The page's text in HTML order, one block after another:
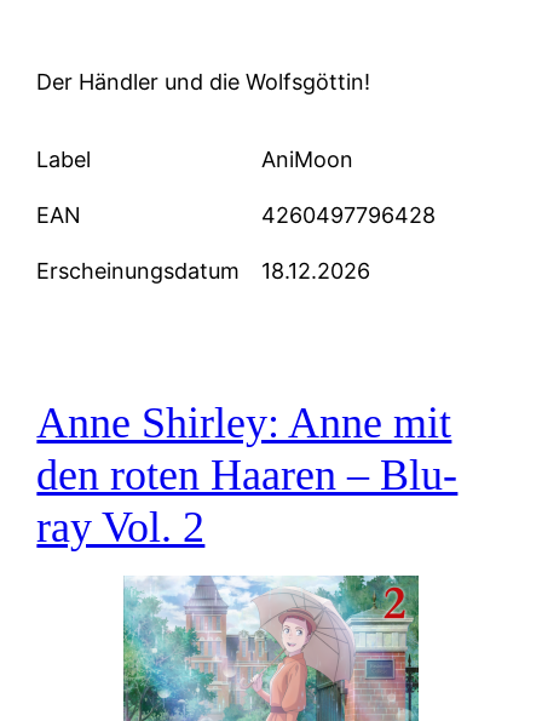
Der Händler und die Wolfsgöttin!
Label AniMoon
EAN 4260497796428
Erscheinungsdatum 18.12.2026
Anne Shirley: Anne mit
den roten Haaren – Blu-
ray Vol. 2